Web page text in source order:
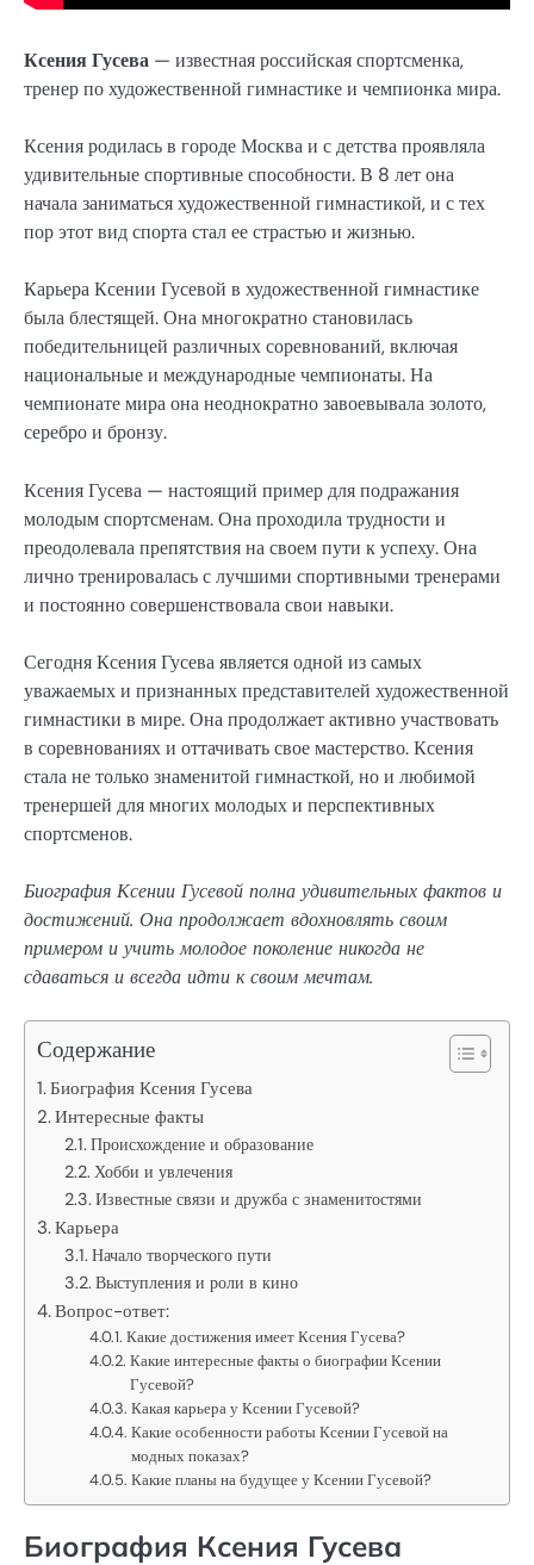
Ксения Гусева — известная российская спортсменка,
тренер по художественной гимнастике и чемпионка мира.
Ксения родилась в городе Москва и с детства проявляла
удивительные спортивные способности. В 8 лет она
начала заниматься художественной гимнастикой, и с тех
пор этот вид спорта стал ее страстью и жизнью.
Карьера Ксении Гусевой в художественной гимнастике
была блестящей. Она многократно становилась
победительницей различных соревнований, включая
национальные и международные чемпионаты. На
чемпионате мира она неоднократно завоевывала золото,
серебро и бронзу.
Ксения Гусева — настоящий пример для подражания
молодым спортсменам. Она проходила трудности и
преодолевала препятствия на своем пути к успеху. Она
лично тренировалась с лучшими спортивными тренерами
и постоянно совершенствовала свои навыки.
Сегодня Ксения Гусева является одной из самых
уважаемых и признанных представителей художественной
гимнастики в мире. Она продолжает активно участвовать
в соревнованиях и оттачивать свое мастерство. Ксения
стала не только знаменитой гимнасткой, но и любимой
тренершей для многих молодых и перспективных
спортсменов.
Биография Ксении Гусевой полна удивительных фактов и
достижений. Она продолжает вдохновлять своим
примером и учить молодое поколение никогда не
сдаваться и всегда идти к своим мечтам.
Содержание
Биография Ксения Гусева
Интересные факты
Происхождение и образование
Хобби и увлечения
Известные связи и дружба с знаменитостями
Карьера
Начало творческого пути
Выступления и роли в кино
Вопрос-ответ:
Какие достижения имеет Ксения Гусева?
Какие интересные факты о биографии Ксении
Гусевой?
Какая карьера у Ксении Гусевой?
Какие особенности работы Ксении Гусевой на
модных показах?
Какие планы на будущее у Ксении Гусевой?
Биография Ксения Гусева